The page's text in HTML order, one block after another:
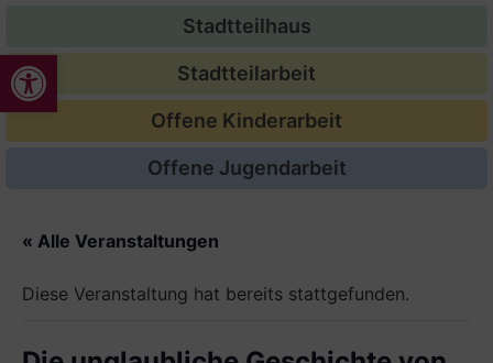
Werkzeugleiste öffnen
Stadtteilhaus
Stadtteilarbeit
Offene Kinderarbeit
Offene Jugendarbeit
« Alle Veranstaltungen
Diese Veranstaltung hat bereits stattgefunden.